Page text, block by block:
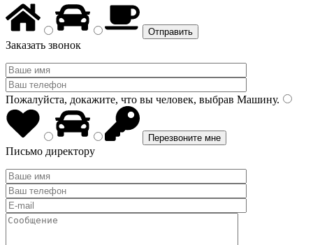
Заказать звонок
Пожалуйста, докажите, что вы человек, выбрав Машину.
Письмо директору